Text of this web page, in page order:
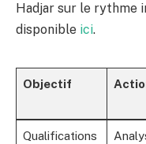
Hadjar sur le rythme
disponible ici.
Objectif
Qualifications